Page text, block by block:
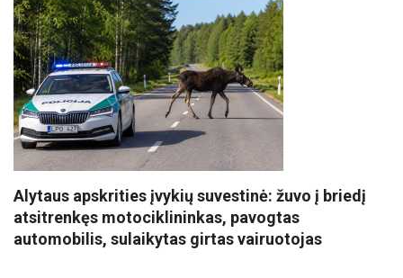
Alytaus apskrities įvykių suvestinė: žuvo į briedį
atsitrenkęs motociklininkas, pavogtas
automobilis, sulaikytas girtas vairuotojas